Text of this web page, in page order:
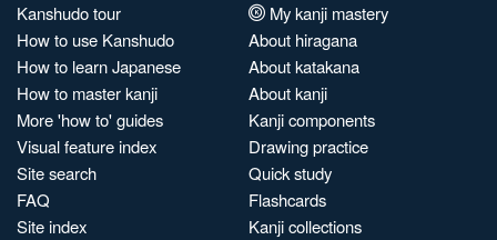
Kanshudo tour
How to use Kanshudo
How to learn Japanese
How to master kanji
More 'how to' guides
Visual feature index
Site search
FAQ
Site index
My kanji mastery
About hiragana
About katakana
About kanji
Kanji components
Drawing practice
Quick study
Flashcards
Kanji collections